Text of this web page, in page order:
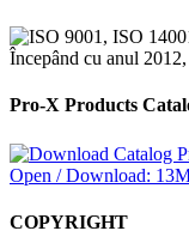
Începând cu anul
Pro-X Products
Open / Download:
COPYRIGHT